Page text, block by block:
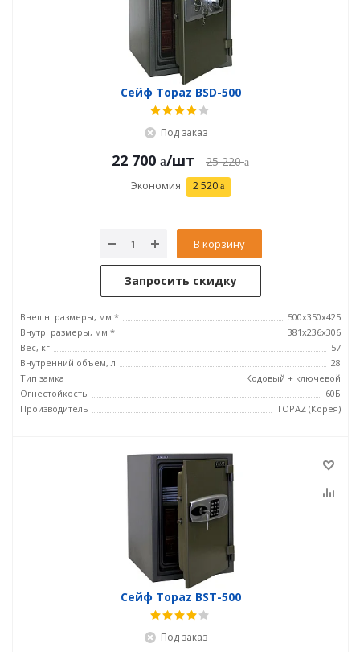
Сейф Topaz BSD-500
Под заказ
22 700 /шт 25 220
Экономия 2 520
В корзину
Запросить скидку
Внешн. размеры, мм *
500x350x425
Внутр. размеры, мм *
381x236x306
Вес, кг
57
Внутренний объем, л
28
Тип замка
Кодовый + ключевой
Огнестойкость
60Б
Производитель
TOPAZ (Корея)
Сейф Topaz BST-500
Под заказ